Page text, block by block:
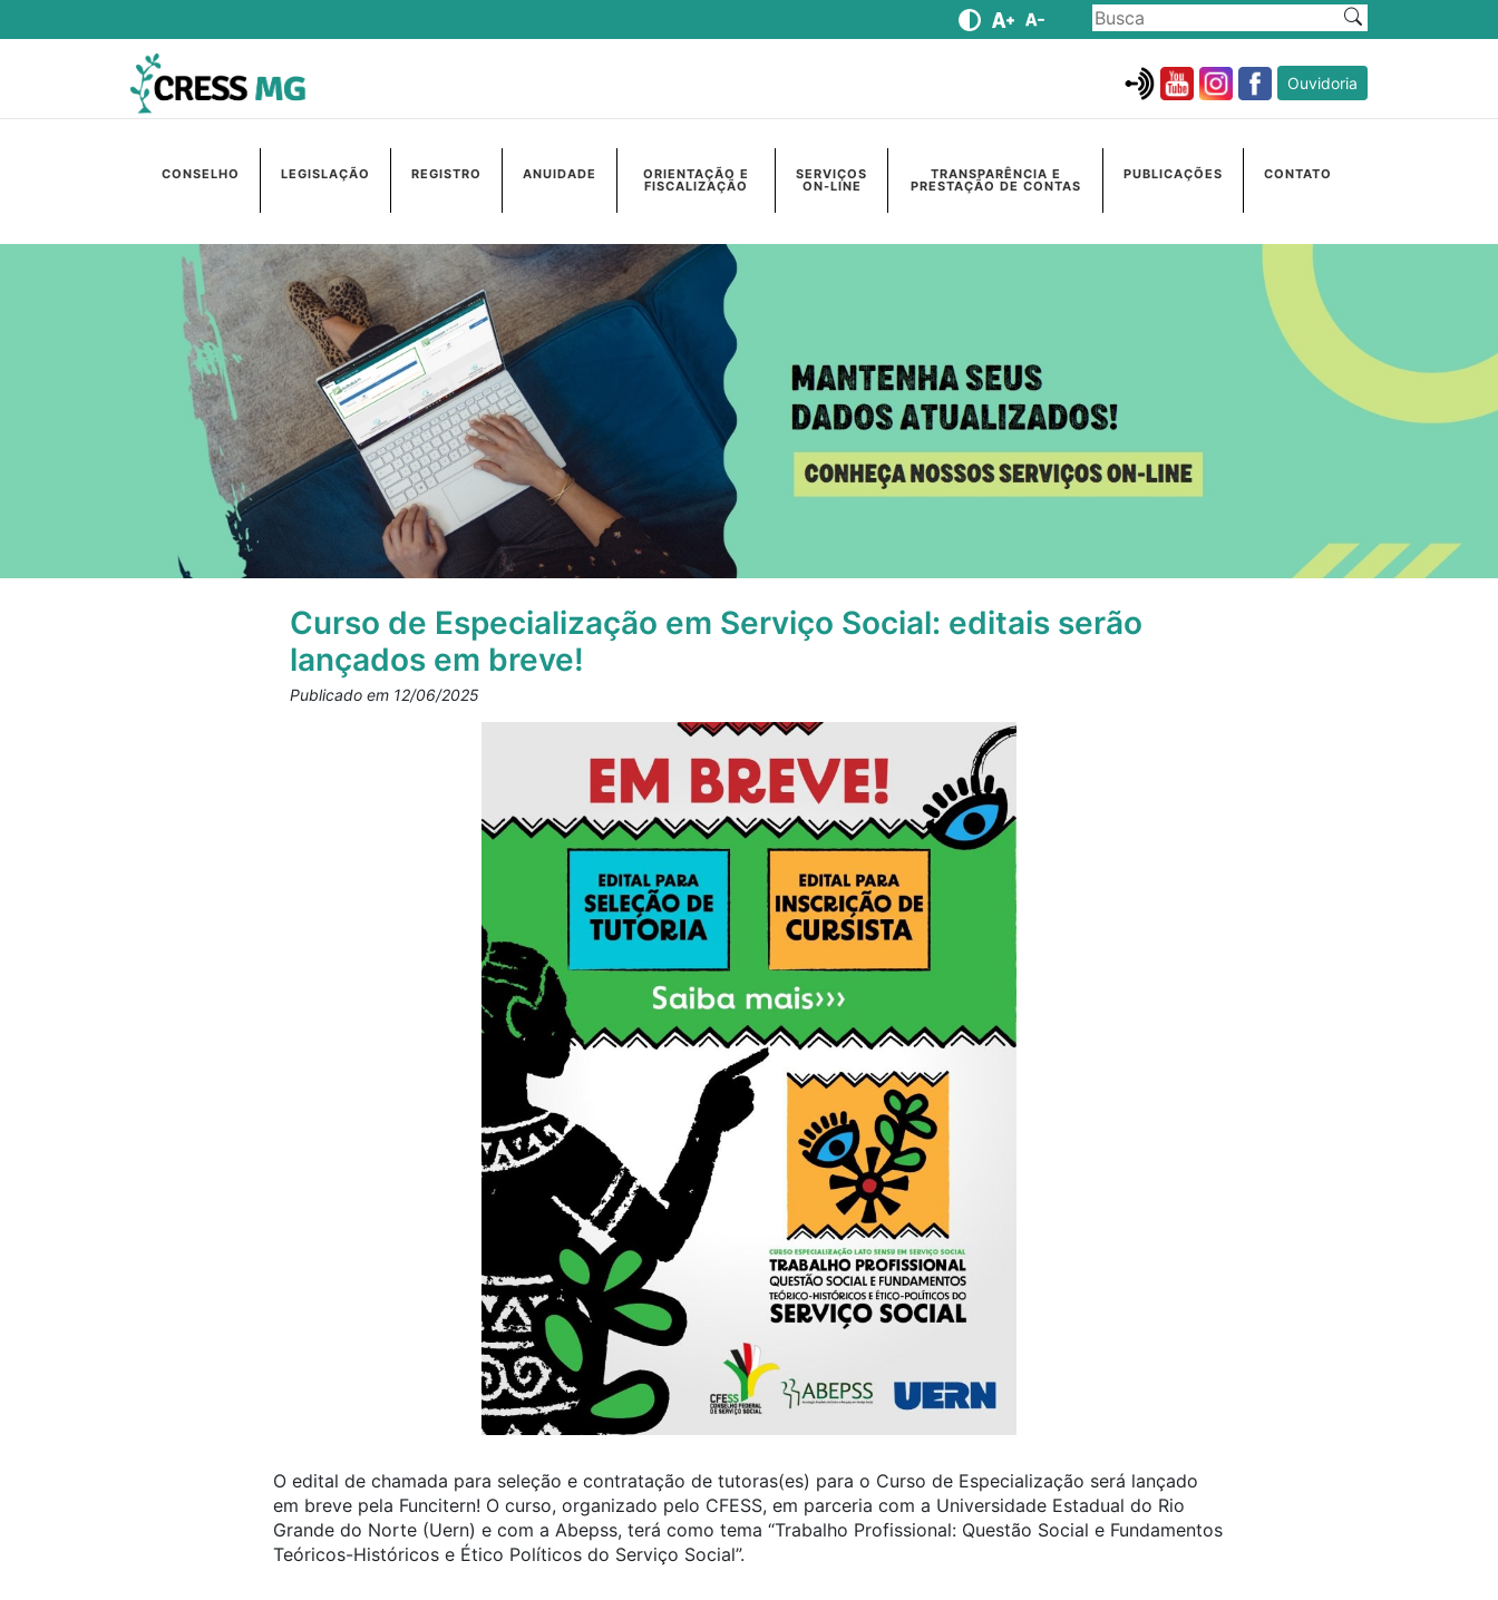
Ouvidoria
CONSELHO LEGISLAÇÃO REGISTRO ANUIDADE ORIENTAÇÃO E
FISCALIZAÇÃO
SERVIÇOS
ON-LINE
TRANSPARÊNCIA E
PRESTAÇÃO DE CONTAS
PUBLICAÇÕES CONTATO
Curso de Especialização em Serviço Social: editais serão
lançados em breve!
Publicado em 12/06/2025
O edital de chamada para seleção e contratação de tutoras(es) para o Curso de Especialização será lançado
em breve pela Funcitern! O curso, organizado pelo CFESS, em parceria com a Universidade Estadual do Rio
Grande do Norte (Uern) e com a Abepss, terá como tema “Trabalho Profissional: Questão Social e Fundamentos
Teóricos-Históricos e Ético Políticos do Serviço Social”.